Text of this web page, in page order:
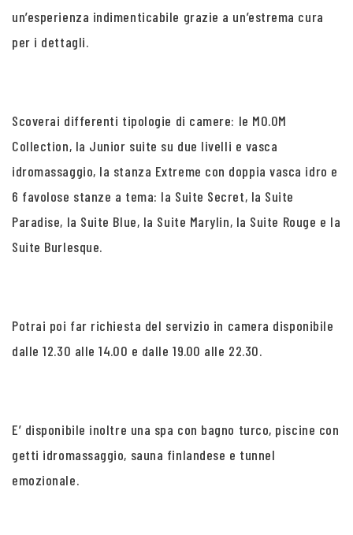
un’esperienza indimenticabile grazie a un’estrema cura
per i dettagli.
Scoverai differenti tipologie di camere: le MO.OM
Collection, la Junior suite su due livelli e vasca
idromassaggio, la stanza Extreme con doppia vasca idro e
6 favolose stanze a tema: la Suite Secret, la Suite
Paradise, la Suite Blue, la Suite Marylin, la Suite Rouge e la
Suite Burlesque.
Potrai poi far richiesta del servizio in camera disponibile
dalle 12.30 alle 14.00 e dalle 19.00 alle 22.30.
E’ disponibile inoltre una spa con bagno turco, piscine con
getti idromassaggio, sauna finlandese e tunnel
emozionale.